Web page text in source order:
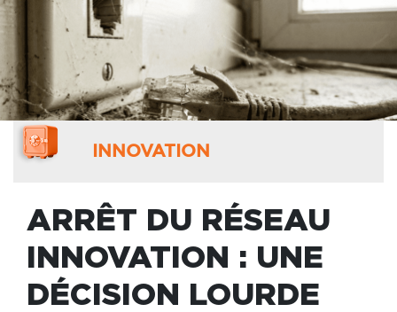
INNOVATION
ARRÊT DU RÉSEAU
INNOVATION : UNE
DÉCISION LOURDE